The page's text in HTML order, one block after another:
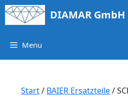
Springe
zum
DIAMAR GmbH
Menu
Start/ BAIER Ersatzteile/